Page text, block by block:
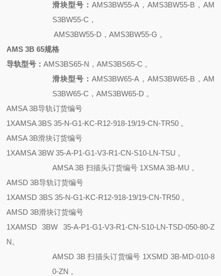
滑块型号： AMS3BW55-A，AMS3BW55-B，AM
S3BW55-C，
AMS3BW55-D，AMS3BW55-G 。
AMS 3B 65规格
导轨型号：AMS3BS65-N，AMS3BS65-C 。
滑块型号： AMS3BW65-A，AMS3BW65-B，AM
S3BW65-C，AMS3BW65-D 。
AMSA 3B导轨订货编号
1XAMSA 3BS 35-N-G1-KC-R12-918-19/19-CN-TR50 。
AMSA 3B滑块订货编号
1XAMSA 3BW 35-A-P1-G1-V3-R1-CN-S10-LN-TSU 。
AMSA 3B 扫描头订货编号 1XSMA 3B-MU 。
AMSD 3B导轨订货编号
1XAMSD 3BS 35-N-G1-KC-R12-918-19/19-CN-TR50 。
AMSD 3B滑块订货编号
1XAMSD 3BW 35-A-P1-G1-V3-R1-CN-S10-LN-TSD-050-80-Z
N。
AMSD 3B 扫描头订货编号 1XSMD 3B-MD-010-8
0-ZN 。